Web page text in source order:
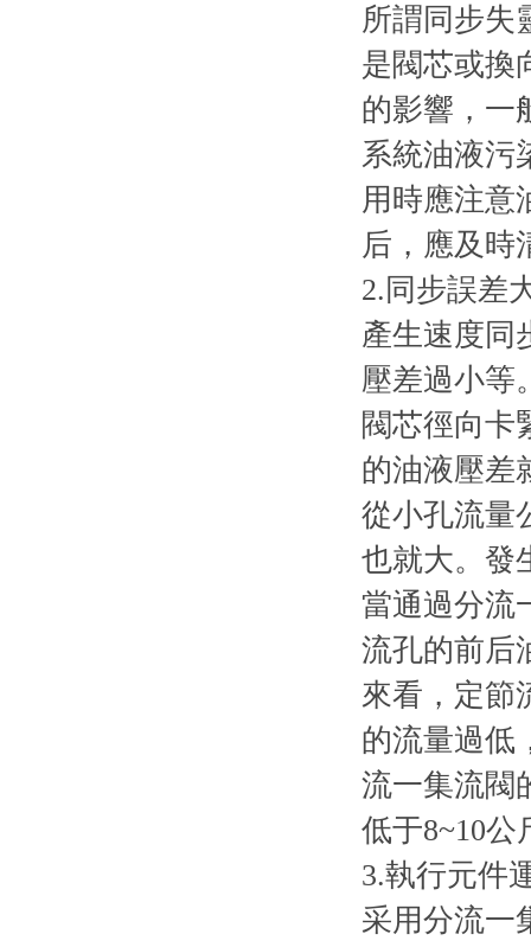
所謂同步失
是閥芯或換
的影響，一
系統油液污
用時應注意
后，應及時
2.同步誤差
產生速度同
壓差過小等
閥芯徑向卡
的油液壓差
從小孔流量
也就大。發
當通過分流
流孔的前后
來看，定節
的流量過低
流一集流閥
低于8~10公
3.執行元件
采用分流一